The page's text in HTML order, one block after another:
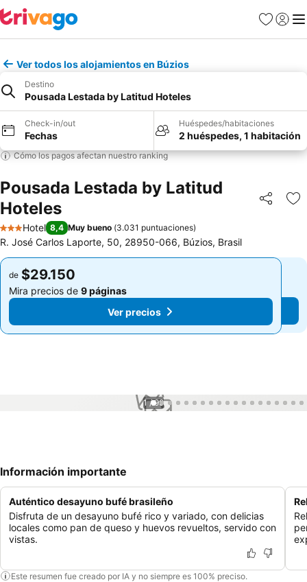
Favoritos
Iniciar
Ver todos los alojamientos en Búzios
Destino
Pousada Lestada by Latitud Hoteles
Check-in/out
Fechas
Huéspedes/habitaciones
2 huéspedes, 1 habitación
Cómo los pagos afectan nuestro ranking
Pousada Lestada by Latitud
Hoteles
Compartir
3 Estrellas
Hotel 8,4 Muy bueno (3.031 puntuaciones)
R. José Carlos Laporte, 50, 28950-066, Búzios, Brasil
de $29.150
Mira precios de 9 páginas
Ver precios
de $29.150
Mira precios de 9 páginas
Ver precios
1 / 99
Información importante
Auténtico desayuno bufé brasileño
Disfruta de un desayuno bufé rico y variado, con delicias
locales como pan de queso y huevos revueltos, servido con
vistas.
Este resumen fue creado por IA y no siempre es 100% preciso.